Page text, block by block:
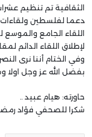
الثقافية تم تنظيم
دعما لفلسطين ولقاءات
اللقاء الجامع والموسع
لإطلاق اللقاء الدائم
وفي الختام أننا نرى
بفضل الله عز وجل اولا
حاورته: هيام عبيد ..
شكرا للصحفي فؤاد